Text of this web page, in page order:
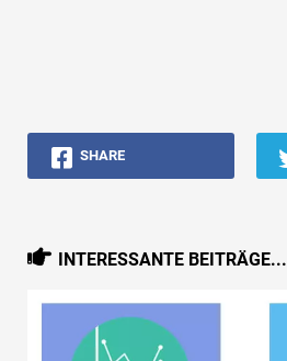
SHARE
INTERESSANTE BEITRÄGE...